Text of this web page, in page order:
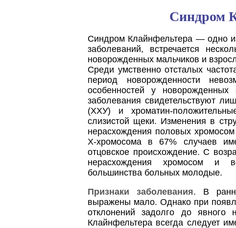
Синдром
Синдром Клайнфельтера — одно
заболеваний, встречается
новорожденных мальчиков и
Среди умственно отсталых
период новорожденности
особенностей у
заболевания свидетельствуют
(ХХУ) и хроматин-
слизистой щеки. Изменения в
нерасхождения половых
Х-хромосома в 67% случаев
отцовское происхождение. С
нерасхождения хромосом и
большинства больных молодые.
Признаки заболевания. В
выражены мало. Однако при
отклонений задолго до явного
Клайнфельтера всегда следует